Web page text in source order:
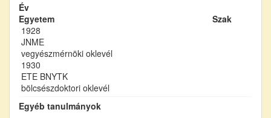
Év
Egyetem
Szak
1928
JNME
vegyészmérnöki oklevél
1930
ETE BNYTK
bölcsészdoktori oklevél
Egyéb tanulmányok